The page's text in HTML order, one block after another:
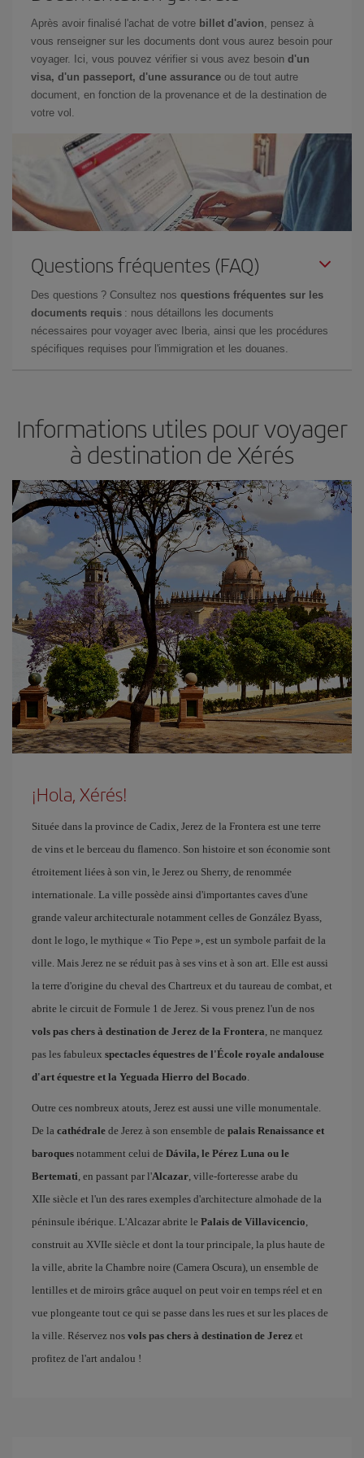
Après avoir finalisé l'achat de votre billet d'avion, pensez à
vous renseigner sur les documents dont vous aurez besoin pour
voyager. Ici, vous pouvez vérifier si vous avez besoin d'un
visa, d'un passeport, d'une assurance ou de tout autre
document, en fonction de la provenance et de la destination de
votre vol.
Questions fréquentes (FAQ)
Des questions ? Consultez nos questions fréquentes sur les
documents requis : nous détaillons les documents
nécessaires pour voyager avec Iberia, ainsi que les procédures
spécifiques requises pour l'immigration et les douanes.
Informations utiles pour voyager
à destination de Xérés
¡Hola, Xérés!
Située dans la province de Cadix, Jerez de la Frontera est une terre
de vins et le berceau du flamenco. Son histoire et son économie sont
étroitement liées à son vin, le Jerez ou Sherry, de renommée
internationale. La ville possède ainsi d'importantes caves d'une
grande valeur architecturale notamment celles de González Byass,
dont le logo, le mythique « Tio Pepe », est un symbole parfait de la
ville. Mais Jerez ne se réduit pas à ses vins et à son art. Elle est aussi
la terre d'origine du cheval des Chartreux et du taureau de combat, et
abrite le circuit de Formule 1 de Jerez. Si vous prenez l'un de nos
vols pas chers à destination de Jerez de la Frontera, ne manquez
pas les fabuleux spectacles équestres de l'École royale andalouse
d'art équestre et la Yeguada Hierro del Bocado.
Outre ces nombreux atouts, Jerez est aussi une ville monumentale.
De la cathédrale de Jerez à son ensemble de palais Renaissance et
baroques notamment celui de Dávila, le Pérez Luna ou le
Bertemati, en passant par l'Alcazar, ville-forteresse arabe du
XIIe siècle et l'un des rares exemples d'architecture almohade de la
péninsule ibérique. L'Alcazar abrite le Palais de Villavicencio,
construit au XVIIe siècle et dont la tour principale, la plus haute de
la ville, abrite la Chambre noire (Camera Oscura), un ensemble de
lentilles et de miroirs grâce auquel on peut voir en temps réel et en
vue plongeante tout ce qui se passe dans les rues et sur les places de
la ville. Réservez nos vols pas chers à destination de Jerez et
profitez de l'art andalou !